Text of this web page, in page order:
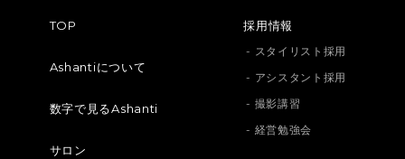
TOP
Ashantiについて
数字で見るAshanti
サロン
採用情報
- スタイリスト採用
- アシスタント採用
- 撮影講習
- 経営勉強会